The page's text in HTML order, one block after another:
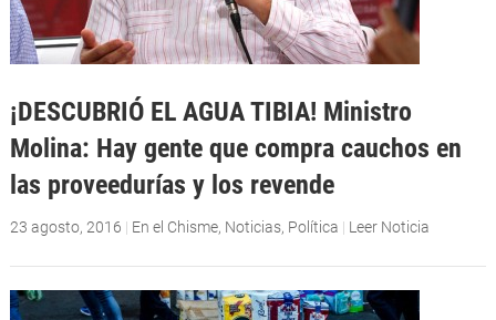
¡DESCUBRIÓ EL AGUA TIBIA! Ministro
Molina: Hay gente que compra cauchos en
las proveedurías y los revende
23 agosto, 2016 | En el Chisme, Noticias, Política | Leer Noticia